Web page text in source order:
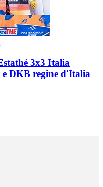
3x3 Italia
DKB regine d'Italia